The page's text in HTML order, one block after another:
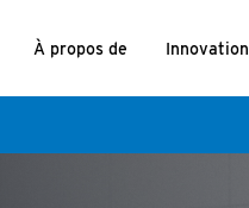
À propos de Innovation